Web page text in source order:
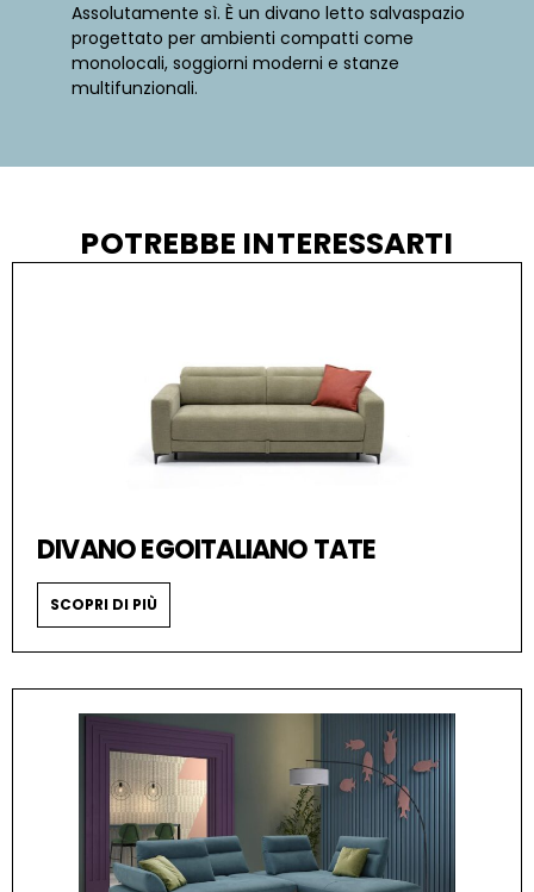
Assolutamente sì. È un divano letto salvaspazio
progettato per ambienti compatti come
monolocali, soggiorni moderni e stanze
multifunzionali.
POTREBBE INTERESSARTI
DIVANO EGOITALIANO TATE
SCOPRI DI PIÙ